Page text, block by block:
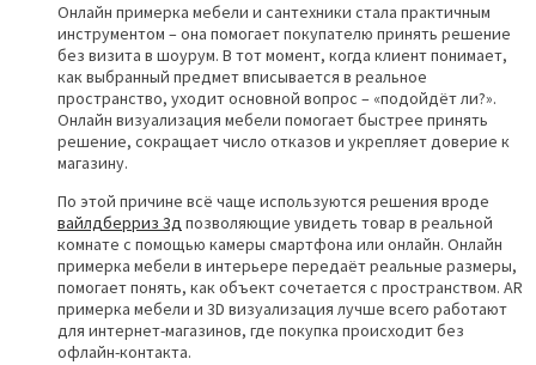
Онлайн примерка мебели и сантехники стала практичным
инструментом – она помогает покупателю принять решение
без визита в шоурум. В тот момент, когда клиент понимает,
как выбранный предмет вписывается в реальное
пространство, уходит основной вопрос – «подойдёт ли?».
Онлайн визуализация мебели помогает быстрее принять
решение, сокращает число отказов и укрепляет доверие к
магазину.
По этой причине всё чаще используются решения вроде
вайлдберриз 3д позволяющие увидеть товар в реальной
комнате с помощью камеры смартфона или онлайн. Онлайн
примерка мебели в интерьере передаёт реальные размеры,
помогает понять, как объект сочетается с пространством. AR
примерка мебели и 3D визуализация лучше всего работают
для интернет-магазинов, где покупка происходит без
офлайн-контакта.